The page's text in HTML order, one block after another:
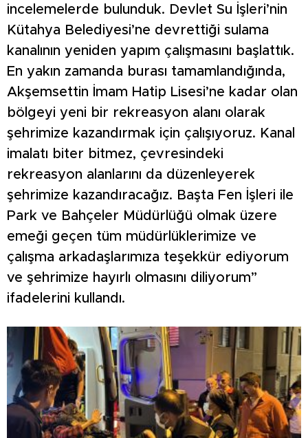
incelemelerde bulunduk. Devlet Su İşleri’nin
Kütahya Belediyesi’ne devrettiği sulama
kanalının yeniden yapım çalışmasını başlattık.
En yakın zamanda burası tamamlandığında,
Akşemsettin İmam Hatip Lisesi’ne kadar olan
bölgeyi yeni bir rekreasyon alanı olarak
şehrimize kazandırmak için çalışıyoruz. Kanal
imalatı biter bitmez, çevresindeki
rekreasyon alanlarını da düzenleyerek
şehrimize kazandıracağız. Başta Fen İşleri ile
Park ve Bahçeler Müdürlüğü olmak üzere
emeği geçen tüm müdürlüklerimize ve
çalışma arkadaşlarımıza teşekkür ediyorum
ve şehrimize hayırlı olmasını diliyorum”
ifadelerini kullandı.